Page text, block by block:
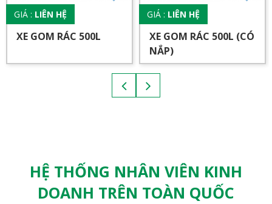
GIÁ : LIÊN HỆ
XE GOM RÁC 500L
GIÁ : LIÊN HỆ
XE GOM RÁC 500L (CÓ
NẮP)
HỆ THỐNG NHÂN VIÊN KINH
DOANH TRÊN TOÀN QUỐC